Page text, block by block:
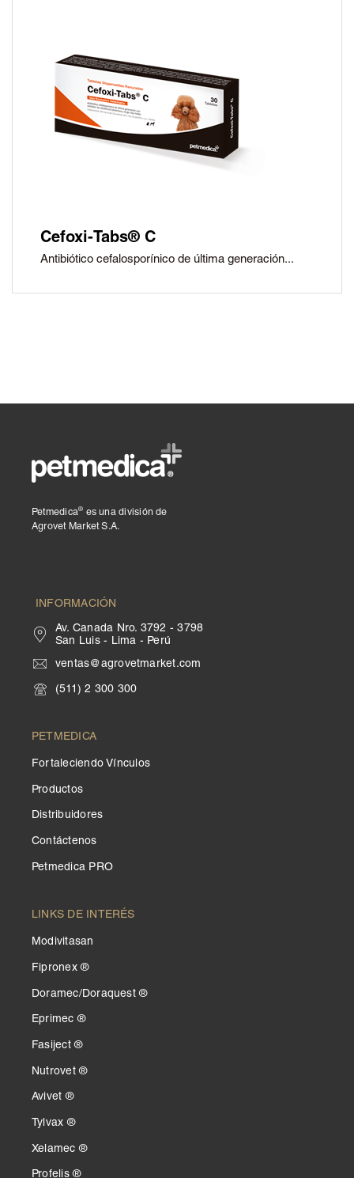
Cefoxi-Tabs® C
Antibiótico cefalosporínico de última generación...
Petmedica® es una división de
Agrovet Market S.A.
INFORMACIÓN
Av. Canada Nro. 3792 - 3798
San Luis - Lima - Perú
ventas@agrovetmarket.com
(511) 2 300 300
PETMEDICA
Fortaleciendo Vínculos
Productos
Distribuidores
Contáctenos
Petmedica PRO
LINKS DE INTERÉS
Modivitasan
Fipronex ®
Doramec/Doraquest ®
Eprimec ®
Fasiject ®
Nutrovet ®
Avivet ®
Tylvax ®
Xelamec ®
Profelis ®